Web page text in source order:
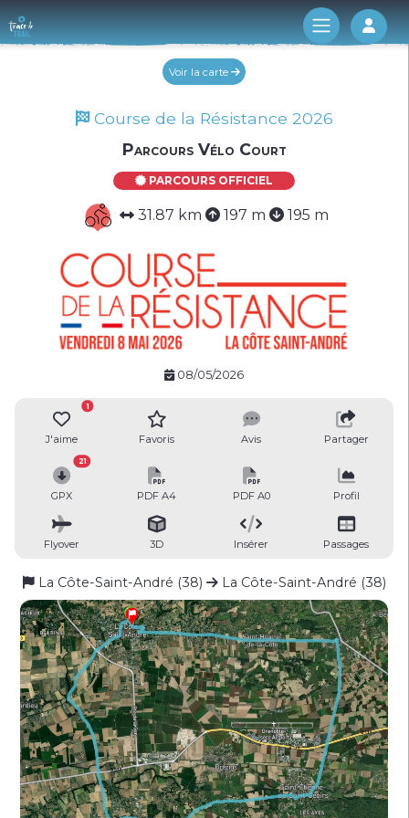
Log
Voir la carte
Course de la Résistance 2026
Parcours Vélo Court
PARCOURS OFFICIEL
31.87 km 197 m 195 m
08/05/2026
J'aime
1
Favoris Avis Partager
GPX
21
PDF A4 PDF A0 Profil
Flyover 3D Insérer Passages
La Côte-Saint-André (38) La Côte-Saint-André (38)